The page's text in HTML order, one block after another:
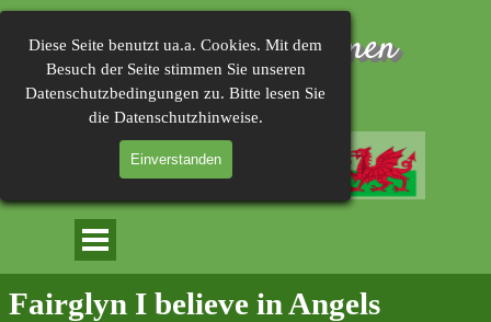
Diese Seite benutzt ua.a. Cookies. Mit dem
Besuch der Seite stimmen Sie unseren
Datenschutzbedingungen zu. Bitte lesen Sie
die Datenschutzhinweise.
Einverstanden
Direkt zum Seiteninhalt
Herzlich Willkommen
im
Menü überspringen
Fairglyn I believe in Angels